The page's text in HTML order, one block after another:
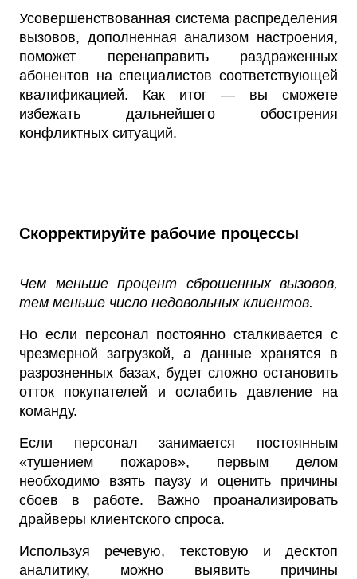
Усовершенствованная система распределения
вызовов, дополненная анализом настроения,
поможет перенаправить раздраженных
абонентов на специалистов соответствующей
квалификацией. Как итог — вы сможете
избежать дальнейшего обострения
конфликтных ситуаций.
Скорректируйте рабочие процессы
Чем меньше процент сброшенных вызовов,
тем меньше число недовольных клиентов.
Но если персонал постоянно сталкивается с
чрезмерной загрузкой, а данные хранятся в
разрозненных базах, будет сложно остановить
отток покупателей и ослабить давление на
команду.
Если персонал занимается постоянным
«тушением пожаров», первым делом
необходимо взять паузу и оценить причины
сбоев в работе. Важно проанализировать
драйверы клиентского спроса.
Используя речевую, текстовую и десктоп
аналитику, можно выявить причины